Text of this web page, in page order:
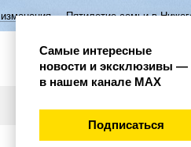
семьи в Нижегородской области
Самые интересные
новости и эксклюзивы —
в нашем канале МАХ
Подписаться